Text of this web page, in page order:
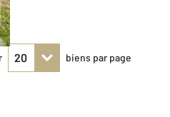
biens par page